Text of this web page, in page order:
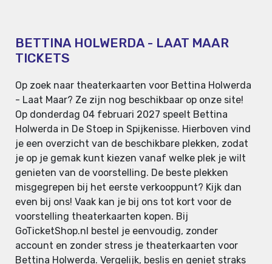
BETTINA HOLWERDA - LAAT MAAR
TICKETS
Op zoek naar theaterkaarten voor Bettina Holwerda
- Laat Maar? Ze zijn nog beschikbaar op onze site!
Op donderdag 04 februari 2027 speelt Bettina
Holwerda in De Stoep in Spijkenisse. Hierboven vind
je een overzicht van de beschikbare plekken, zodat
je op je gemak kunt kiezen vanaf welke plek je wilt
genieten van de voorstelling. De beste plekken
misgegrepen bij het eerste verkooppunt? Kijk dan
even bij ons! Vaak kan je bij ons tot kort voor de
voorstelling theaterkaarten kopen. Bij
GoTicketShop.nl bestel je eenvoudig, zonder
account en zonder stress je theaterkaarten voor
Bettina Holwerda. Vergelijk, beslis en geniet straks